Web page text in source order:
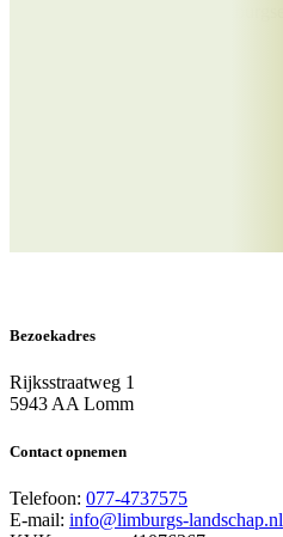
Bezoekadres
Rijksstraatweg 1
5943 AA Lomm
Contact opnemen
Telefoon: 077-4737575
E-mail: info@limburgs-landschap.nl